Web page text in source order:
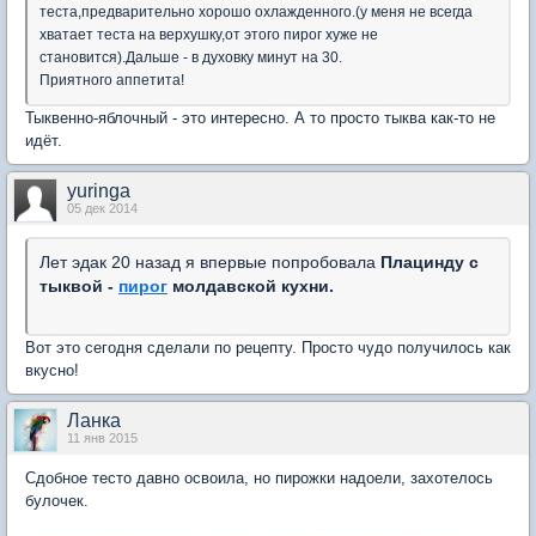
теста,предварительно хорошо охлажденного.(у меня не всегда
хватает теста на верхушку,от этого пирог хуже не
становится).Дальше - в духовку минут на 30.
Приятного аппетита!
Тыквенно-яблочный - это интересно. А то просто тыква как-то не
идёт.
yuringa
05 дек 2014
Лет эдак 20 назад я впервые попробовала Плацинду с
тыквой - пирог молдавской кухни.
Вот это сегодня сделали по рецепту. Просто чудо получилось как
вкусно!
Ланка
11 янв 2015
Сдобное тесто давно освоила, но пирожки надоели, захотелось
булочек.